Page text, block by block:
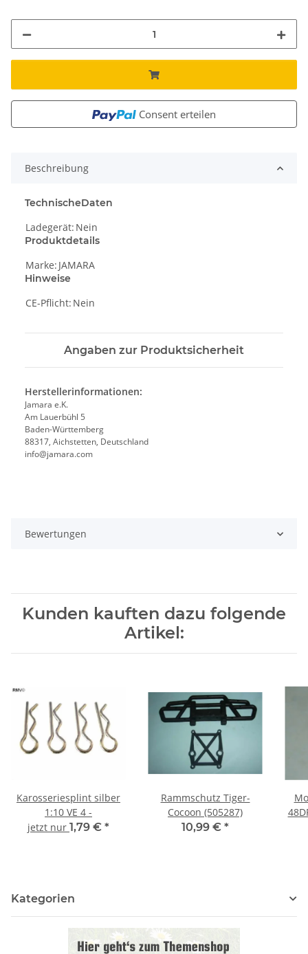
Consent erteilen
Beschreibung
TechnischeDaten
Ladegerät: Nein
Produktdetails
Marke: JAMARA
Hinweise
CE-Pflicht: Nein
Angaben zur Produktsicherheit
Herstellerinformationen:
Jamara e.K.
Am Lauerbühl 5
Baden-Württemberg
88317, Aichstetten, Deutschland
info@jamara.com
Bewertungen
Kunden kauften dazu folgende
Artikel:
Karosseriesplint silber
1:10 VE 4 -
jetzt nur 1,79 € *
Rammschutz Tiger-
Cocoon (505287)
10,99 € *
Kategorien